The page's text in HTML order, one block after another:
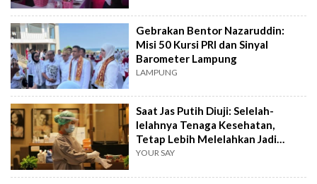
Gebrakan Bentor Nazaruddin:
Misi 50 Kursi PRI dan Sinyal
Barometer Lampung
LAMPUNG
Saat Jas Putih Diuji: Selelah-
lelahnya Tenaga Kesehatan,
Tetap Lebih Melelahkan Jadi
Pasien
YOUR SAY